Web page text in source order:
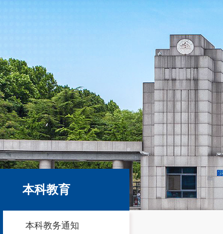
本科教育
本科教务通知